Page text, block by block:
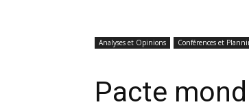
Analyses et Opinions Conférences et
Pacte